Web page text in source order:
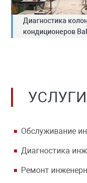
Диагностика
кондиционеров
УСЛУГИ
Обслуживание
Диагностика
Ремонт